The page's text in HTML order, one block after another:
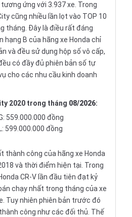
ứng với 3.937 xe. Trong
cũng nhiều lần lọt vào TOP 10
tháng. Đây là điều rất đáng
hạng B của hãng xe Honda chỉ
và đều sử dụng hộp số vô cấp,
có đầy đủ phiên bản số tự
cho các nhu cầu kinh doanh
2020 trong tháng 08/2026:
559.000.000 đồng
599.000.000 đồng
thành công của hãng xe Honda
và thời điểm hiện tại. Trong
CR-V lần đầu tiên đạt kỷ
chạy nhất trong tháng của xe
Tuy nhiên phiên bản trước đó
công như các đối thủ. Thế